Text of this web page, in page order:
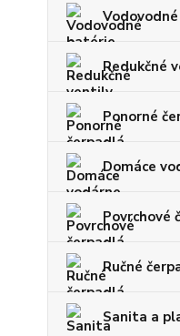
Redukčné
Ponorné
Domáce
Povrchové
Ručné
Sanita a